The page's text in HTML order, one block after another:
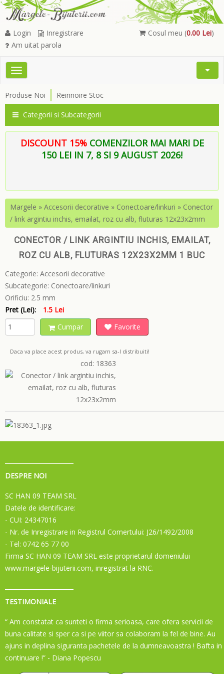
Cosul meu (0.00 Lei)
Login
Inregistrare
Am uitat parola
Toggle
Open
Produse Noi Reinnoire Stoc
Categorii si Subcategorii
DISCOUNT 15% COMENZILOR MAI MARI DE
150 LEI IN 7, 8 SI 9 AUGUST 2026!
Margele » Accesorii decorative » Conectoare/linkuri » Conector
/ link argintiu inchis, emailat, roz cu alb, fluturas 12x23x2mm
CONECTOR / LINK ARGINTIU INCHIS, EMAILAT,
ROZ CU ALB, FLUTURAS 12X23X2MM 1 BUC
Categorie: Accesorii decorative
Subcategorie: Conectoare/linkuri
Orificiu: 2.5 mm
Pret (Lei):
1.5 Lei
Cumpar
Favorite
Daca va place acest produs, va rugam sa-l distribuiti!
cod: 18363
DESPRE NOI
SC HAN 09 TEAM SRL
Datele de identificare:
- CUI: 24347016
- Nr. de Inregistrare in Registrul Comertului: J26/1492/2008
- Tel: 0742 65 77 00
Firma SC HAN 09 TEAM SRL este proprietarul domeniului
www.margele-bijuterii.com, inregistrat la RNC.
TESTIMONIALE
“ Am constatat ca sunteti o firma serioasa, care ofera servicii de
buna calitate si sper ca si pe viitor sa colaboram la fel de bine. Au
ajuns in deplina siguranta pachetele de la dumneavoastra ! Bafta in
continuare !” - Diana Popescu